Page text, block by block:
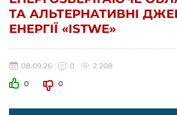
ТА АЛЬТЕРНАТИВНІ
ЕНЕРГІЇ «ISTWE»
08.09.26 0
2 208
0
0